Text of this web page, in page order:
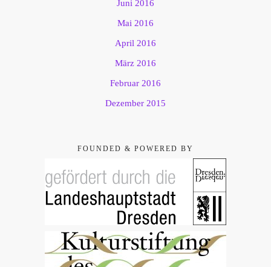
Juni 2016
Mai 2016
April 2016
März 2016
Februar 2016
Dezember 2015
FOUNDED & POWERED BY